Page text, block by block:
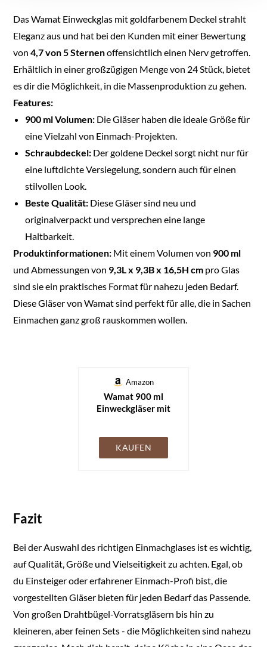
Das Wamat Einweckglas mit goldfarbenem Deckel strahlt
Eleganz aus und hat bei den Kunden mit einer Bewertung
von4,7 von 5 Sternenoffensichtlich einen Nerv getroffen.
Erhältlich in einer großzügigen Menge von 24 Stück, bietet
es dir die Möglichkeit, in die Massenproduktion zu gehen.
Features:
900 ml Volumen: Die Gläser haben die ideale Größe für
eine Vielzahl von Einmach-Projekten.
Schraubdeckel: Der goldene Deckel sorgt nicht nur für
eine luftdichte Versiegelung, sondern auch für einen
stilvollen Look.
Beste Qualität: Diese Gläser sind neu und
originalverpackt und versprechen eine lange
Haltbarkeit.
Produktinformationen: Mit einem Volumen von 900 ml
und Abmessungen von 9,3L x 9,3B x 16,5H cm pro Glas
sind sie ein praktisches Format für nahezu jeden Bedarf.
Diese Gläser von Wamat sind perfekt für alle, die in Sachen
Einmachen ganz groß rauskommen wollen.
Amazon
Wamat 900 ml
Einweckgläser mit
Vorratsgläser
Einmachglas (Menge:
KAUFEN
Fazit
Bei der Auswahl des richtigen Einmachglases ist es wichtig,
auf Qualität, Größe und Vielseitigkeit zu achten. Egal, ob
du Einsteiger oder erfahrener Einmach-Profi bist, die
vorgestellten Gläser bieten für jeden Bedarf das Passende.
Von großen Drahtbügel-Vorratsgläsern bis hin zu
kleineren, aber feinen Sets - die Möglichkeiten sind nahezu